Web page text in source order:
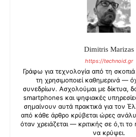
Dimitris Marizas
https://technoid.gr
Γράφω για τεχνολογία από τη
τη χρησιμοποιεί καθημερινά —
συνεδρίων. Ασχολούμαι με δίκτυα,
smartphones και ψηφιακές
σημαίνουν αυτά πρακτικά για τον
από κάθε άρθρο κρύβεται ώρες
όταν χρειάζεται — κριτικής σε ό,τι
να κρύψει.